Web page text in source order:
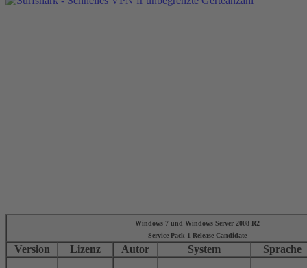
Windows 7 und Windows Server 2008 R2
Service Pack 1 Release Candidate
Version Lizenz Autor System Sprache